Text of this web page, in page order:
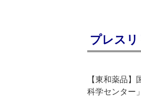
プレス
【東和薬品
科学センター